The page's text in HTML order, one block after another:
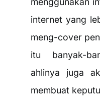
internet yang
meng-cover
itu banyak-
ahlinya juga
membuat